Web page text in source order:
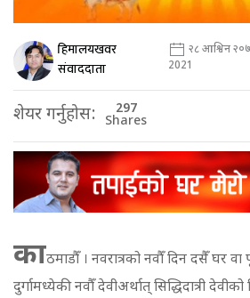
हिमालयखवर
संवाददाता
२८ आश्विन
2021
शेयर गर्नुहोस: 297
Shares
काठमाडौँ । नवरात्रको नवौँ दिन दसैँ घर वा
दुर्गामध्येकी नवौँ देवीअर्थात् सिद्धिदात्री